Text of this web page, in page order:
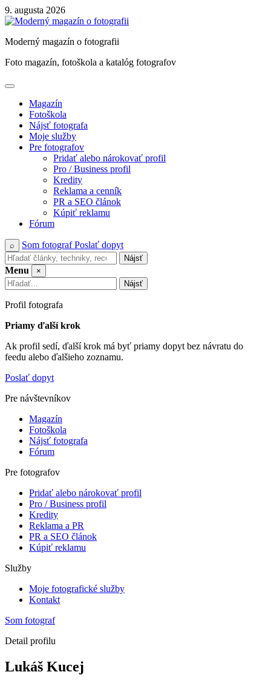
Skip
to
9. augusta 2026
Moderný magazín o fotografii
Foto magazín, fotoškola a katalóg fotografov
Magazín
Fotoškola
Nájsť fotografa
Moje služby
Pre fotografov
Pridať alebo nárokovať profil
Pro / Business profil
Kredity
Reklama a cenník
PR a SEO článok
Kúpiť reklamu
Fórum
⌕ Som fotografPoslať dopyt
Nájsť
Menu
×
Nájsť
Profil fotografa
Priamy ďalší krok
Ak profil sedí, ďalší krok má byť priamy dopyt bez návratu do
feedu alebo ďalšieho zoznamu.
Poslať dopyt
Pre návštevníkov
Magazín
Fotoškola
Nájsť fotografa
Fórum
Pre fotografov
Pridať alebo nárokovať profil
Pro / Business profil
Kredity
Reklama a PR
PR a SEO článok
Kúpiť reklamu
Služby
Moje fotografické služby
Kontakt
Som fotograf
Detail profilu
Lukáš Kucej